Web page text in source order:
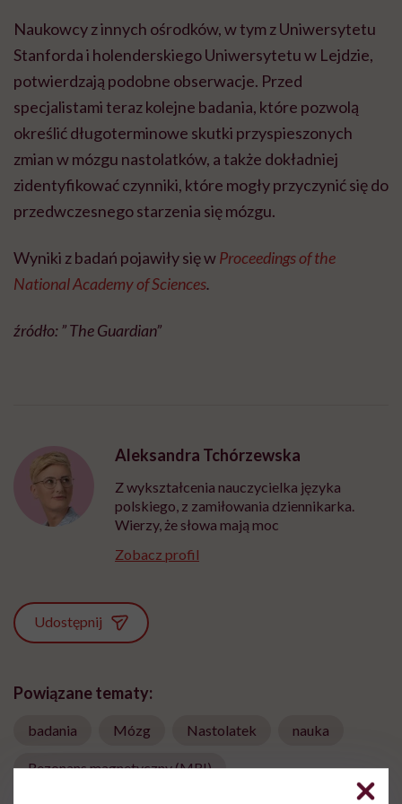
Naukowcy z innych ośrodków, w tym z Uniwersytetu
Stanforda i holenderskiego Uniwersytetu w Lejdzie,
potwierdzają podobne obserwacje. Przed
specjalistami teraz kolejne badania, które pozwolą
określić długoterminowe skutki przyspieszonych
zmian w mózgu nastolatków, a także dokładniej
zidentyfikować czynniki, które mogły przyczynić się do
przedwczesnego starzenia się mózgu.
Wyniki z badań pojawiły się wProceedings of the
National Academy of Sciences.
źródło: ” The Guardian”
Aleksandra Tchórzewska
Z wykształcenia nauczycielka języka
polskiego, z zamiłowania dziennikarka.
Wierzy, że słowa mają moc
Zobacz profil
Udostępnij
Powiązane tematy:
badania Mózg Nastolatek nauka
Rezonans magnetyczny (MRI)